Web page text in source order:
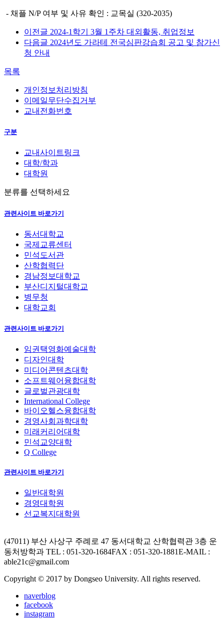
- 채플 N/P 여부 및 사유 확인 : 교목실 (320-2035)
이전글 2024-1학기 3월 1주차 대외활동, 취업정보
다음글 2024년도 가라테 전국심판강습회 공고 및 참가신
청 안내
목록
개인정보처리방침
이메일무단수집거부
교내전화번호
구분
교내사이트링크
대학/학과
대학원
분류를 선택하세요
관련사이트 바로가기
동서대학교
국제교류센터
민석도서관
산학협력단
경남정보대학교
부산디지털대학교
병무청
대학교회
관련사이트 바로가기
임권택영화예술대학
디자인대학
미디어콘텐츠대학
소프트웨어융합대학
글로벌관광대학
International College
바이오헬스융합대학
경영사회과학대학
미래커리어대학
민석교양대학
Q College
관련사이트 바로가기
일반대학원
경영대학원
선교복지대학원
(47011) 부산 사상구 주례로 47 동서대학교 산학협력관 3층 운
동처방학과 TEL : 051-320-1684FAX : 051-320-1881E-MAIL :
able21c@gmail.com
Copyright © 2017 by Dongseo University. All rights reserved.
naverblog
facebook
instagram